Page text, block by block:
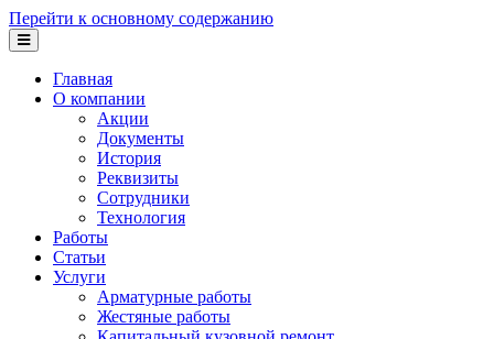
Перейти к основному содержанию
Главная
О компании
Акции
Документы
История
Реквизиты
Сотрудники
Технология
Работы
Статьи
Услуги
Арматурные работы
Жестяные работы